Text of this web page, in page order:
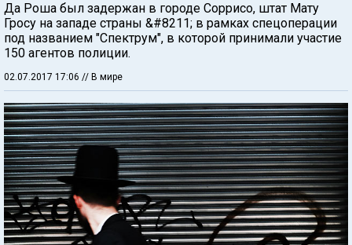
Да Роша был задержан в городе Соррисо, штат Мату
Гросу на западе страны &#8211; в рамках спецоперации
под названием "Спектрум", в которой принимали участие
150 агентов полиции.
02.07.2017 17:06 // В мире